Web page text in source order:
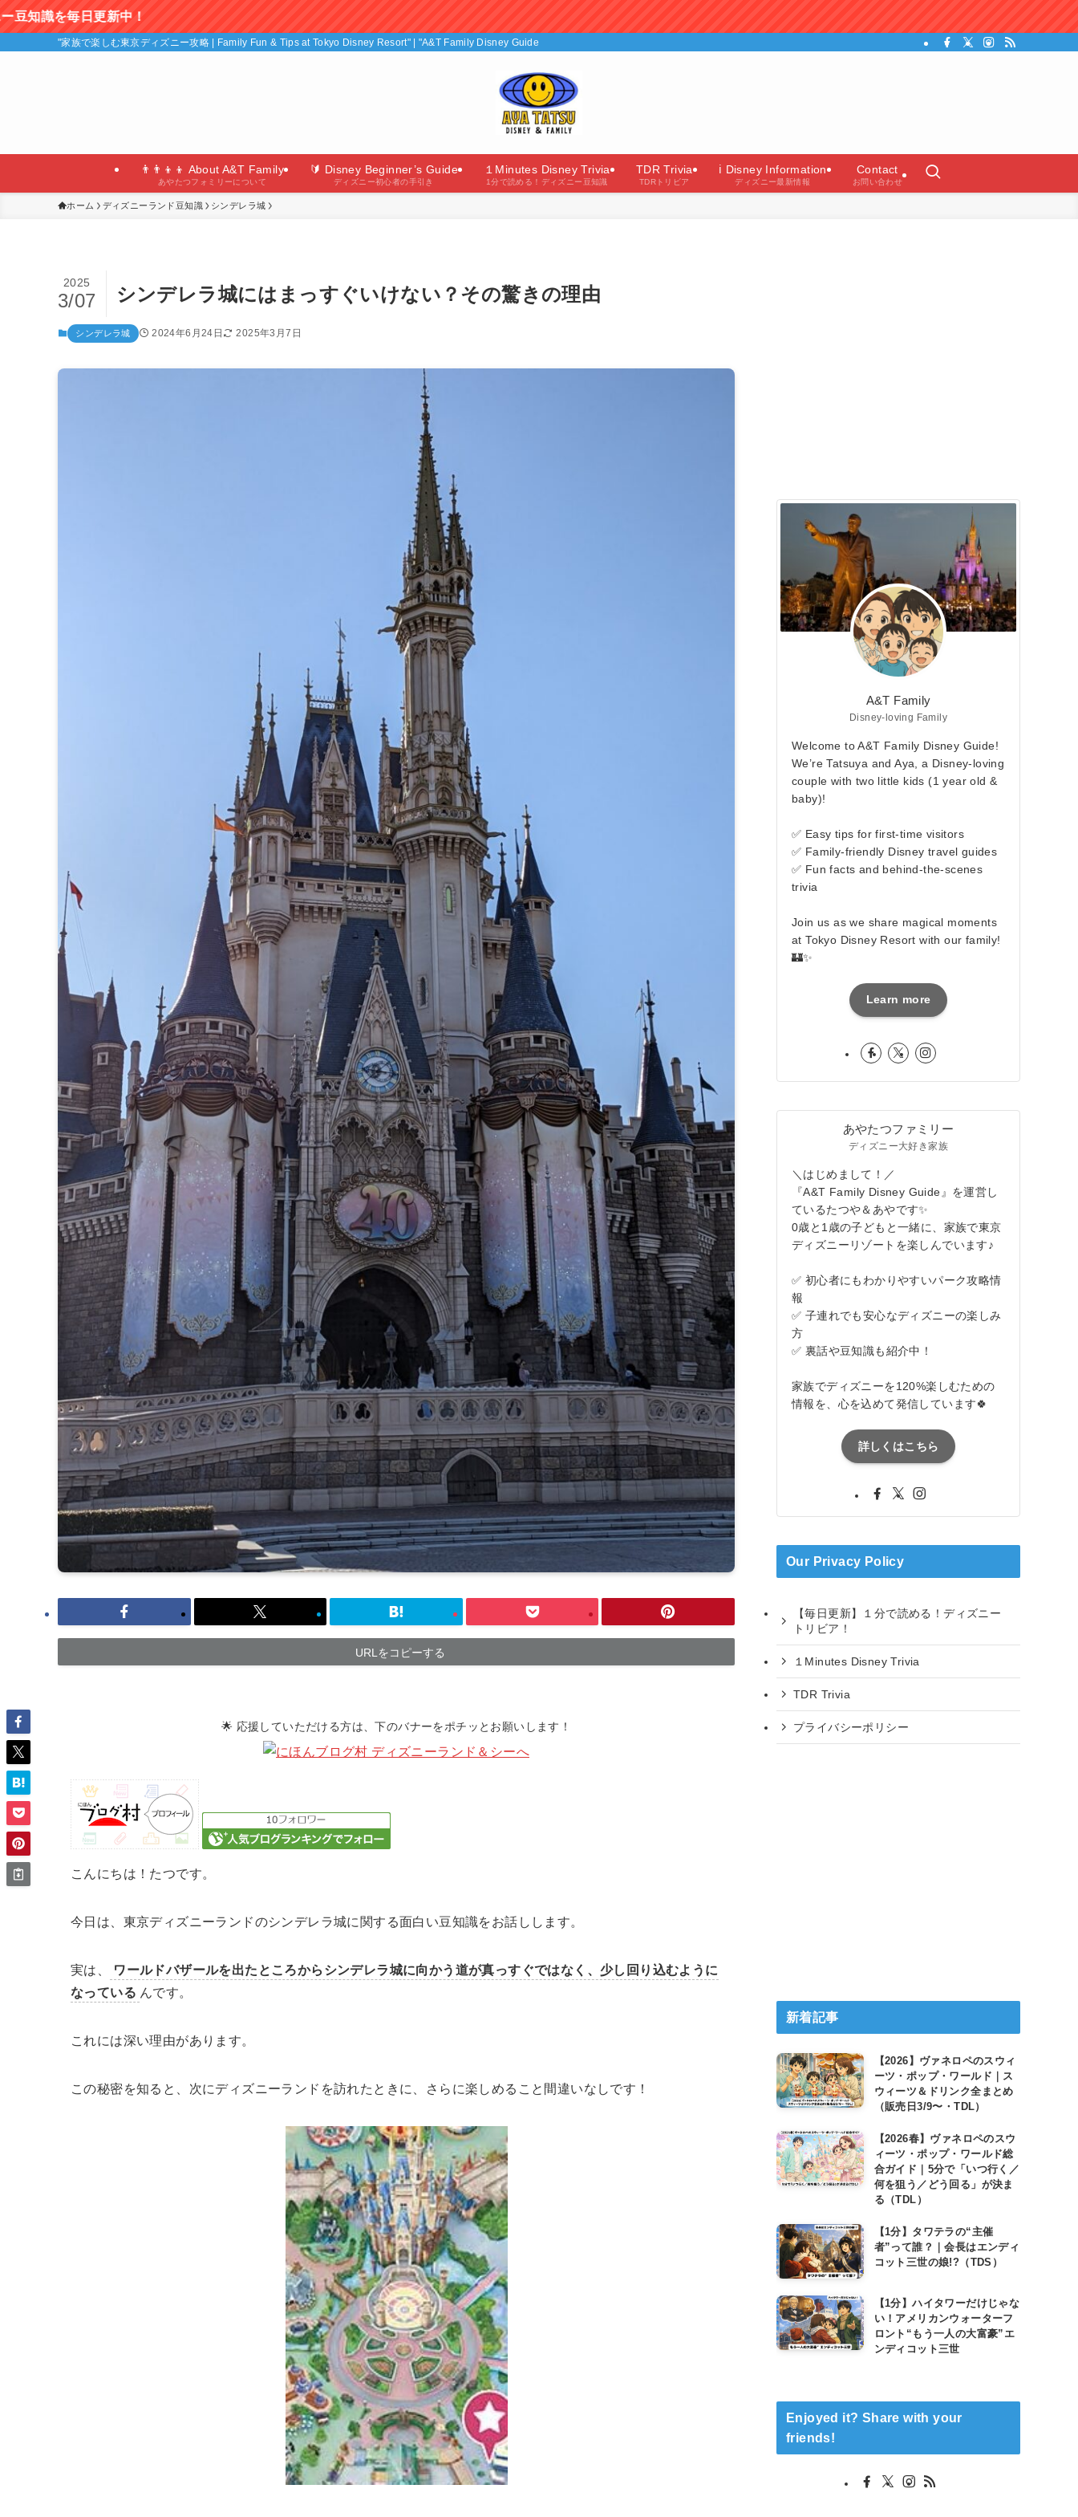
"家族で楽しむ東京ディズニー攻略 | Family Fun & Tips at Tokyo Disney Resort" | "A&T Family Disney Guide"（あやたつファミリーのディズニーガイド）
👨‍👨‍👦‍👦 About A&T Family
あやたつフォミリーについて
🔰 Disney Beginner’s Guide
ディズニー初心者の手引き
１Minutes Disney Trivia
1分で読める！ディズニー豆知識
TDR Trivia
TDRトリビア
ℹ️ Disney Information
ディズニー最新情報
Contact
お問い合わせ
ホーム ディズニーランド豆知識 シンデレラ城
シンデレラ城にはまっすぐいけない？その驚きの理由
2025
3/07
シンデレラ城 2024年6月24日 2025年3月7日
URLをコピーする
🌟 応援していただける方は、下のバナーをポチッとお願いします！
こんにちは！たつです。
今日は、東京ディズニーランドのシンデレラ城に関する面白い豆知識をお話しします。
実は、
ワールドバザールを出たところからシンデレラ城に向かう道が真っすぐではなく、少し回り込むように
なっている んです。
これには深い理由があります。
この秘密を知ると、次にディズニーランドを訪れたときに、さらに楽しめること間違いなしです！
A&T Family
Disney-loving Family
Welcome to A&T Family Disney Guide!
We’re Tatsuya and Aya, a Disney-loving
couple with two little kids (1 year old &
baby)!
✅ Easy tips for first-time visitors
✅ Family-friendly Disney travel guides
✅ Fun facts and behind-the-scenes
trivia
Join us as we share magical moments
at Tokyo Disney Resort with our family!
🏰✨
Learn more
あやたつファミリー
ディズニー大好き家族
＼はじめまして！／
『A&T Family Disney Guide』を運営し
ているたつや＆あやです✨
0歳と1歳の子どもと一緒に、家族で東京
ディズニーリゾートを楽しんでいます♪
✅ 初心者にもわかりやすいパーク攻略情
報
✅ 子連れでも安心なディズニーの楽しみ
方
✅ 裏話や豆知識も紹介中！
家族でディズニーを120%楽しむための
情報を、心を込めて発信しています🍀
詳しくはこちら
Our Privacy Policy
【毎日更新】１分で読める！ディズニー
トリビア！
１Minutes Disney Trivia
TDR Trivia
プライバシーポリシー
新着記事
【2026】ヴァネロペのスウィ
ーツ・ポップ・ワールド｜ス
ウィーツ＆ドリンク全まとめ
（販売日3/9〜・TDL）
【2026春】ヴァネロペのスウ
ィーツ・ポップ・ワールド総
合ガイド｜5分で「いつ行く／
何を狙う／どう回る」が決ま
る（TDL）
【1分】タワテラの“主催
者”って誰？｜会長はエンディ
コット三世の娘!?（TDS）
【1分】ハイタワーだけじゃな
い！アメリカンウォーターフ
ロント“もう一人の大富豪”エ
ンディコット三世
Enjoyed it? Share with your
friends!